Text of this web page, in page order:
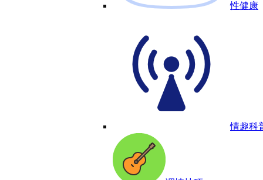
性健康
情趣科